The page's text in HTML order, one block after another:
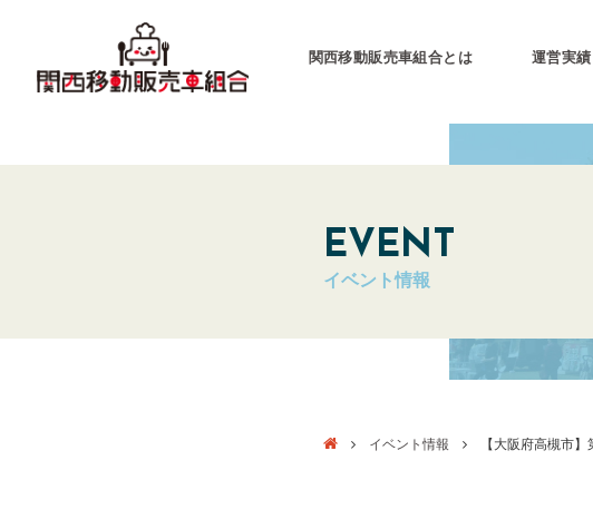
関西移動販売車組合とは
関西移動販売車組合とは
運営会社
キッチンカーグランプリ公式
運営実績
EVENT
イベント情報
イベント情報 【大阪府高槻市】